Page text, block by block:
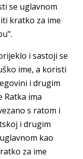
se uglavnom
kratko za ime
i sastoji se
ime, a koristi
i drugim
Ratka ima
s ratom i
i drugim
kao
za ime